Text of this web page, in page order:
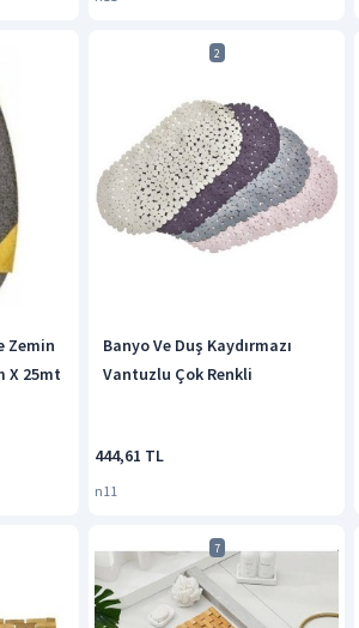
Zemin
X 25mt
2
Banyo Ve Duş Kaydırmazı
Vantuzlu Çok Renkli
444,61 TL
n11
7